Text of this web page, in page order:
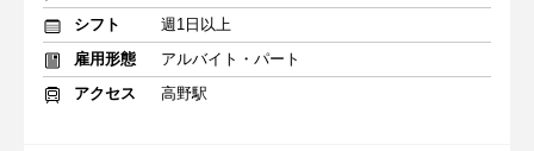
シフト
週1日以上
雇用形態
アルバイト・パート
アクセス
高野駅